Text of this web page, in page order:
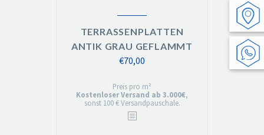
TERRASSENPLATTEN
ANTIK GRAU GEFLAMMT
€70,00
Preis pro m²
Kostenloser Versand ab 3.000€,
sonst 100 € Versandpauschale.